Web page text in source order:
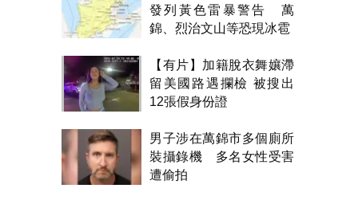
發列黃色雷暴警告 萬
錦、烈治文山等恐現冰雹
【有片】加籍脫衣舞孃滯
留美國路遇攔檢 被搜出
12張假身份證
男子涉在萬錦市多個廁所
裝攝錄機 多名女性受害
遭偷拍